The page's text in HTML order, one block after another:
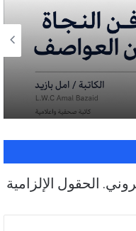
الحقول الإلزامية